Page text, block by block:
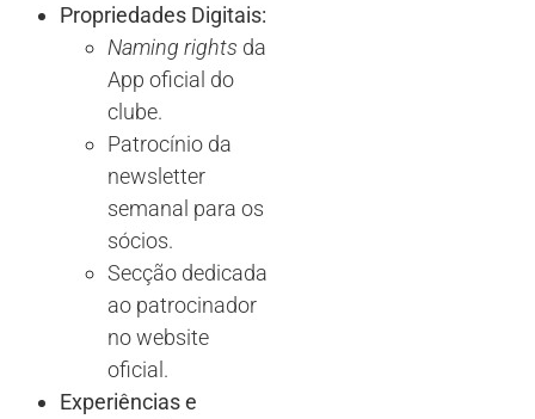
Propriedades Digitais:
Naming rights da
App oficial do
clube.
Patrocínio da
newsletter
semanal para os
sócios.
Secção dedicada
ao patrocinador
no website
oficial.
Experiências e